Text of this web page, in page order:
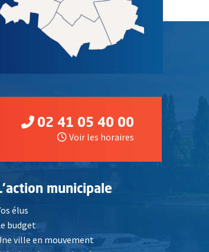
02 41 05 40 00
Voir les horaires
municipale
élus
budget
ville en mouvement